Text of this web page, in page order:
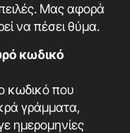
Μας αφορά
να πέσει θύμα.
κωδικό
κωδικό που
γράμματα,
ημερομηνίες